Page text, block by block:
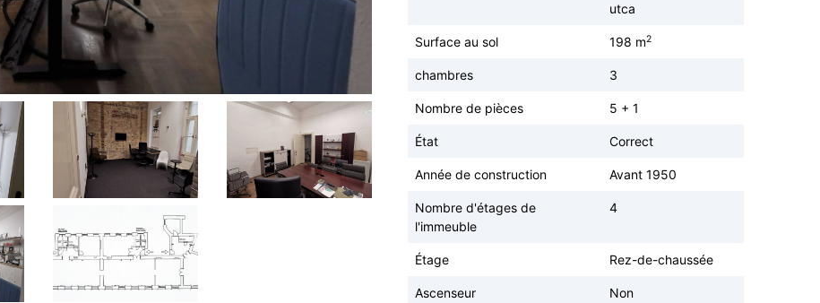
utca
Surface au sol 198 m2
chambres 3
Nombre de pièces 5 + 1
État Correct
Année de construction Avant 1950
Nombre d'étages de
l'immeuble
4
Étage Rez-de-chaussée
Ascenseur Non